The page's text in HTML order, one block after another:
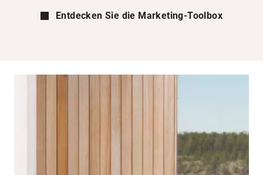
Entdecken Sie die Marketing-Toolbox